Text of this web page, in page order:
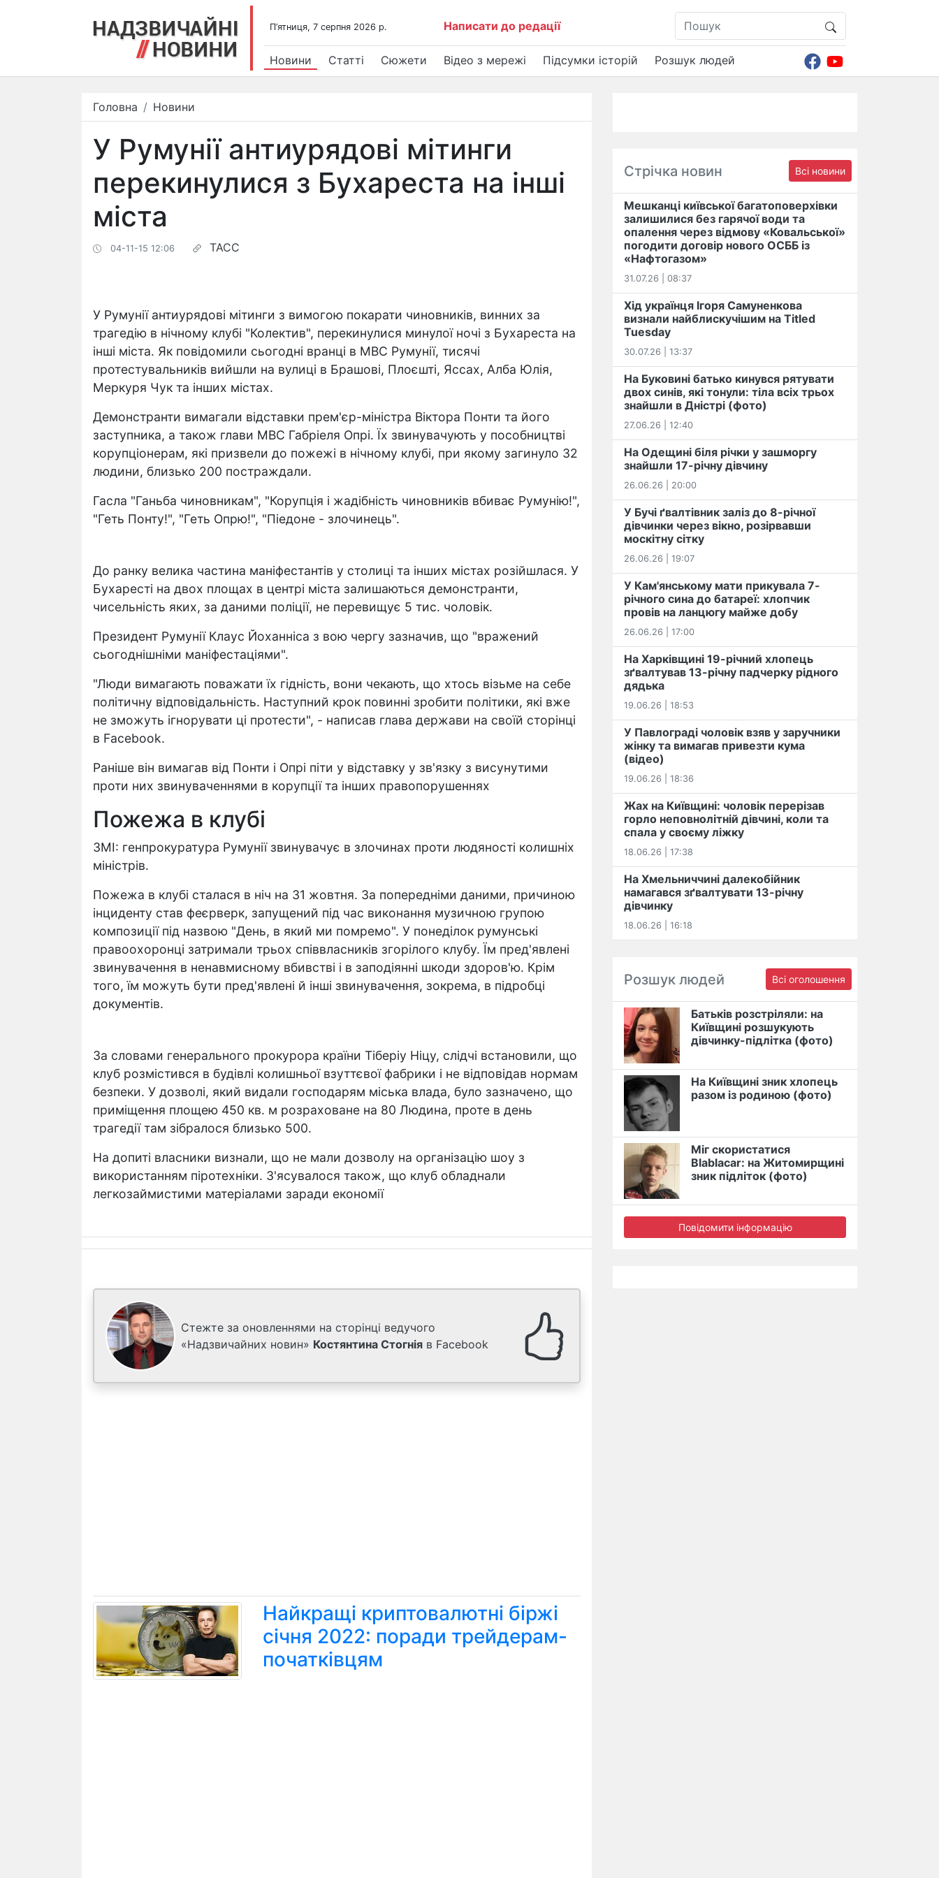
П’ятниця, 7 серпня 2026 р. Написати до редації
Новини Статті Сюжети Відео з мережі Підсумки історій Розшук людей
Головна Новини
У Румунії антиурядові мітинги
перекинулися з Бухареста на інші
міста
04-11-15 12:06 ТАСС
У Румунії антиурядові мітинги з вимогою покарати чиновників, винних за
трагедію в нічному клубі "Колектив", перекинулися минулої ночі з Бухареста на
інші міста. Як повідомили сьогодні вранці в МВС Румунії, тисячі
протестувальників вийшли на вулиці в Брашові, Плоєшті, Яссах, Алба Юлія,
Меркуря Чук та інших містах.
Демонстранти вимагали відставки прем'єр-міністра Віктора Понти та його
заступника, а також глави МВС Габріеля Опрі. Їх звинувачують у пособництві
корупціонерам, які призвели до пожежі в нічному клубі, при якому загинуло 32
людини, близько 200 постраждали.
Гасла "Ганьба чиновникам", "Корупція і жадібність чиновників вбиває Румунію!",
"Геть Понту!", "Геть Опрю!", "Піедоне - злочинець".
До ранку велика частина маніфестантів у столиці та інших містах розійшлася. У
Бухаресті на двох площах в центрі міста залишаються демонстранти,
чисельність яких, за даними поліції, не перевищує 5 тис. чоловік.
Президент Румунії Клаус Йоханніса з вою чергу зазначив, що "вражений
сьогоднішніми маніфестаціями".
"Люди вимагають поважати їх гідність, вони чекають, що хтось візьме на себе
політичну відповідальність. Наступний крок повинні зробити політики, які вже
не зможуть ігнорувати ці протести", - написав глава держави на своїй сторінці
в Facebook.
Раніше він вимагав від Понти і Опрі піти у відставку у зв'язку з висунутими
проти них звинуваченнями в корупції та інших правопорушеннях
Пожежа в клубі
ЗМІ: генпрокуратура Румунії звинувачує в злочинах проти людяності колишніх
міністрів.
Пожежа в клубі сталася в ніч на 31 жовтня. За попередніми даними, причиною
інциденту став феєрверк, запущений під час виконання музичною групою
композиції під назвою "День, в який ми помремо". У понеділок румунські
правоохоронці затримали трьох співвласників згорілого клубу. Їм пред'явлені
звинувачення в ненавмисному вбивстві і в заподіянні шкоди здоров'ю. Крім
того, їм можуть бути пред'явлені й інші звинувачення, зокрема, в підробці
документів.
За словами генерального прокурора країни Тіберіу Ніцу, слідчі встановили, що
клуб розмістився в будівлі колишньої взуттєвої фабрики і не відповідав нормам
безпеки. У дозволі, який видали господарям міська влада, було зазначено, що
приміщення площею 450 кв. м розраховане на 80 Людина, проте в день
трагедії там зібралося близько 500.
На допиті власники визнали, що не мали дозволу на організацію шоу з
використанням піротехніки. З'ясувалося також, що клуб обладнали
легкозаймистими матеріалами заради економії
Стежте за оновленнями на сторінці ведучого
«Надзвичайних новин» Костянтина Стогнія в Facebook
Найкращі криптовалютні біржі
січня 2022: поради трейдерам-
початківцям
Стрічка новин Всі новини
Мешканці київської багатоповерхівки
залишилися без гарячої води та
опалення через відмову «Ковальської»
погодити договір нового ОСББ із
«Нафтогазом»
31.07.26 | 08:37
Хід українця Ігоря Самуненкова
визнали найблискучішим на Titled
Tuesday
30.07.26 | 13:37
На Буковині батько кинувся рятувати
двох синів, які тонули: тіла всіх трьох
знайшли в Дністрі (фото)
27.06.26 | 12:40
На Одещині біля річки у зашморгу
знайшли 17-річну дівчину
26.06.26 | 20:00
У Бучі ґвалтівник заліз до 8-річної
дівчинки через вікно, розірвавши
москітну сітку
26.06.26 | 19:07
У Кам'янському мати прикувала 7-
річного сина до батареї: хлопчик
провів на ланцюгу майже добу
26.06.26 | 17:00
На Харківщині 19-річний хлопець​
️зґвалтував 13-річну падчерку рідного
дядька
19.06.26 | 18:53
У Павлограді чоловік взяв у заручники
жінку та вимагав привезти кума
(відео)
19.06.26 | 18:36
Жах на Київщині: чоловік перерізав
горло неповнолітній дівчині, коли та
спала у своєму ліжку
18.06.26 | 17:38
На Хмельниччині далекобійник
намагався зґвалтувати 13-річну
дівчинку
18.06.26 | 16:18
Розшук людей Всі оголошення
Батьків розстріляли: на
Київщині розшукують
дівчинку-підлітка (фото)
На Київщині зник хлопець
разом із родиною (фото)
Міг скористатися
Blablacar: на Житомирщині
зник підліток (фото)
Повідомити інформацію